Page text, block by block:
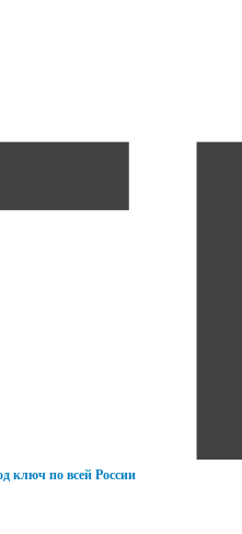
ключ по всей России